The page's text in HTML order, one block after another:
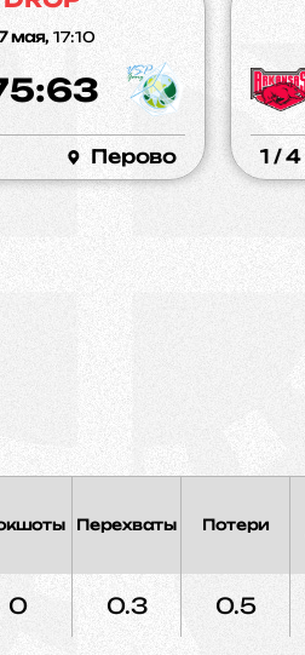
мая, 17:10
Перово 1 / 4
Перехваты Потери
0 0.3 0.5